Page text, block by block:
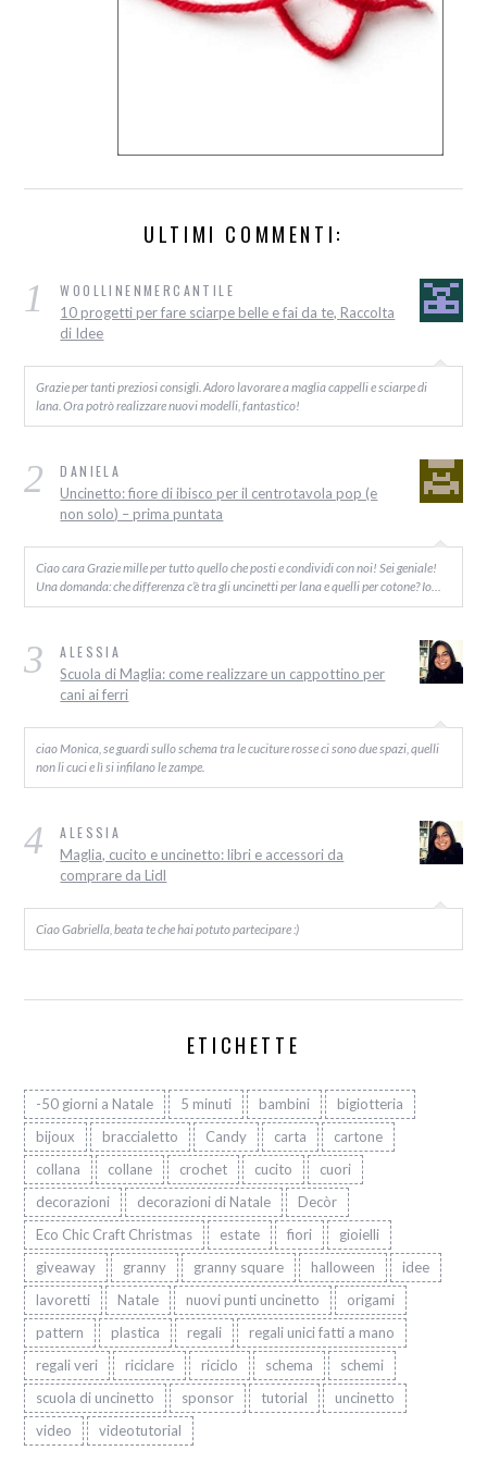
ULTIMI COMMENTI:
1 WOOLLINENMERCANTILE
10 progetti per fare sciarpe belle e fai da te, Raccolta
di Idee
Grazie per tanti preziosi consigli. Adoro lavorare a maglia cappelli e sciarpe di
lana. Ora potrò realizzare nuovi modelli, fantastico!
2 DANIELA
Uncinetto: fiore di ibisco per il centrotavola pop (e
non solo) – prima puntata
Ciao cara Grazie mille per tutto quello che posti e condividi con noi! Sei geniale!
Una domanda: che differenza c’è tra gli uncinetti per lana e quelli per cotone? Io…
3 ALESSIA
Scuola di Maglia: come realizzare un cappottino per
cani ai ferri
ciao Monica, se guardi sullo schema tra le cuciture rosse ci sono due spazi, quelli
non li cuci e lì si infilano le zampe.
4 ALESSIA
Maglia, cucito e uncinetto: libri e accessori da
comprare da Lidl
Ciao Gabriella, beata te che hai potuto partecipare :)
ETICHETTE
-50 giorni a Natale 5 minuti bambini
bigiotteria
bijoux
braccialetto Candy carta
cartone
collana
collane crochet cucito
cuori
decorazioni
decorazioni di Natale
Decòr
Eco Chic Craft Christmas
estate fiori
gioielli
giveaway
granny granny square halloween
idee
lavoretti
Natale nuovi punti uncinetto
origami
pattern
plastica regali
regali unici fatti a mano
regali veri
riciclare riciclo schema
schemi
scuola di uncinetto
sponsor tutorial
uncinetto
video
videotutorial